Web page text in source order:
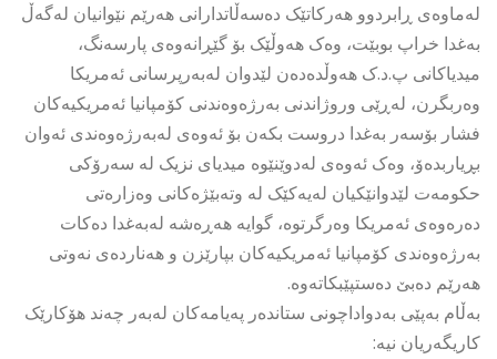
لەماوەی ڕابردوو هەرکاتێک دەسەڵاتدارانی هەرێم نێوانیان لەگەڵ
بەغدا خراپ بوبێت، وەک هەوڵێک بۆ گێڕانەوەی پارسەنگ،
میدیاکانی پ.د.ک هەوڵدەدەن لێدوان لەبەرپرسانی ئەمریکا
وەربگرن، لەڕێی وروژاندنی بەرژەوەندنی کۆمپانیا ئەمریکیەکان
فشار بۆسەر بەغدا دروست بکەن بۆ ئەوەی لەبەرژەوەندی ئەوان
بڕیاربدەۆ، وەک ئەوەی لەدوێنێوە میدیای نزیک لە سەرۆکی
حکومەت لێدوانێکیان لەیەکێک لە وتەبێژەکانی وەزارەتی
دەرەوەی ئەمریکا وەرگرتوە، گوایە هەڕەشە لەبەغدا دەکات
بەرژەوەندی کۆمپانیا ئەمریکیەکان بپارێزن و هەناردەی نەوتی
هەرێم دەبێ دەستپێبکاتەوە.
بەڵام بەپێی بەدواداچونی ستاندەر پەیامەکان لەبەر چەند هۆکارێک
کاریگەریان نیە: